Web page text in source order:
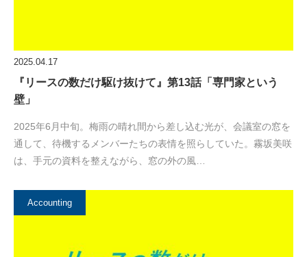
2025.04.17
『リースの数だけ駆け抜けて』第13話「専門家という
壁」
2025年6月中旬。梅雨の晴れ間から差し込む光が、会議室の窓を
通して、待機するメンバーたちの表情を照らしていた。霧坂美咲
は、手元の資料を整えながら、窓の外の風…
Accounting